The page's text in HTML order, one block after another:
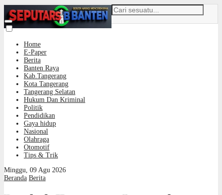
Home
E-Paper
Berita
Banten Raya
Kab.Tangerang
Kota Tangerang
Tangerang Selatan
Hukum Dan Kriminal
Politik
Pendidikan
Gaya hidup
Nasional
Olahraga
Otomotif
Tips & Trik
Minggu, 09 Agu 2026
Beranda Berita